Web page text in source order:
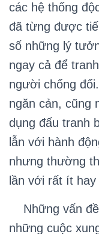
các hệ thống
đã từng được
số những lý
ngay cả để
người chống
ngăn cản, cũng
dụng đấu tranh
lẫn với hành
nhưng thường
lần với rất ít
Những vấn đề
những cuộc